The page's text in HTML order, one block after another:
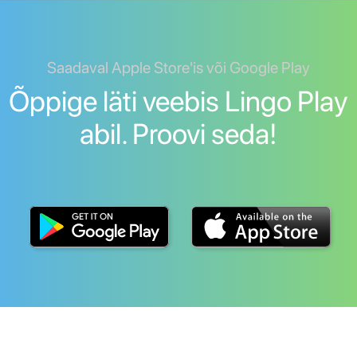
Saadaval Apple Store'is või Google Play
Õppige läti veebis Lingo Play
abil. Proovi seda!